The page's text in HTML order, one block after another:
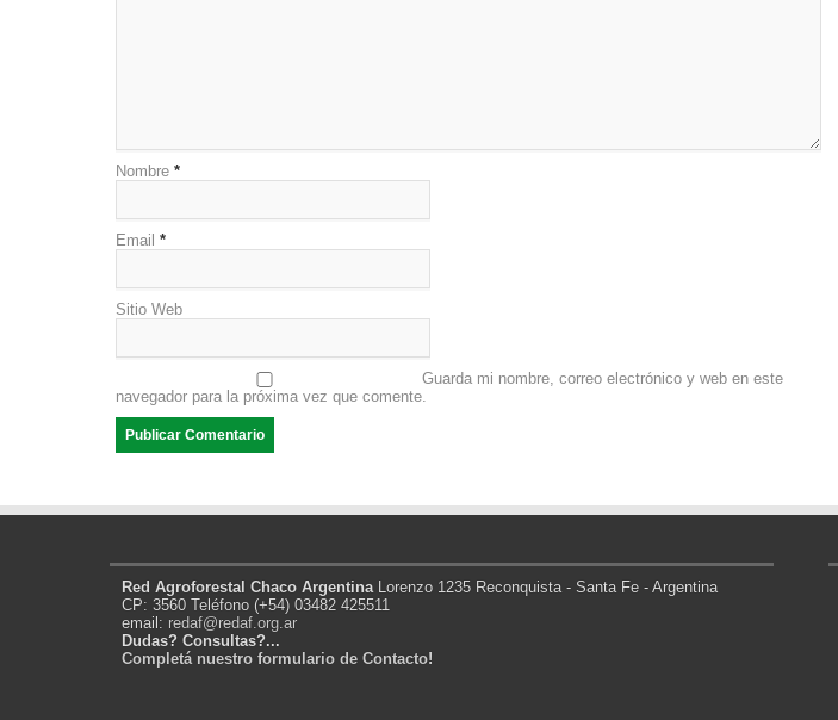
Nombre *
Email *
Sitio Web
Guarda mi nombre, correo electrónico y web en este
navegador para la próxima vez que comente.
Red Agroforestal Chaco ArgentinaLorenzo 1235 Reconquista - Santa Fe - Argentina
CP: 3560 Teléfono (+54) 03482 425511
email: redaf@redaf.org.ar
Dudas? Consultas?...
Completá nuestro formulario de Contacto!